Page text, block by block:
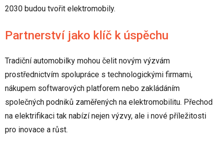
2030 budou tvořit elektromobily.
Partnerství jako klíč k úspěchu
Tradiční automobilky mohou čelit novým výzvám
prostřednictvím spolupráce s technologickými firmami,
nákupem softwarových platforem nebo zakládáním
společných podniků zaměřených na elektromobilitu. Přechod
na elektrifikaci tak nabízí nejen výzvy, ale i nové příležitosti
pro inovace a růst.